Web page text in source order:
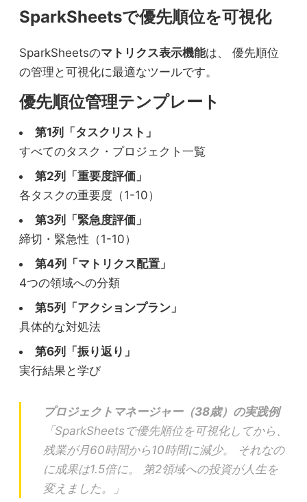
SparkSheetsで優先順位を可視化
SparkSheetsのマトリクス表示機能は、 優先順位
の管理と可視化に最適なツールです。
優先順位管理テンプレート
第1列「タスクリスト」
すべてのタスク・プロジェクト一覧
第2列「重要度評価」
各タスクの重要度（1-10）
第3列「緊急度評価」
締切・緊急性（1-10）
第4列「マトリクス配置」
4つの領域への分類
第5列「アクションプラン」
具体的な対処法
第6列「振り返り」
実行結果と学び
プロジェクトマネージャー（38歳）の実践例
「SparkSheetsで優先順位を可視化してから、
残業が月60時間から10時間に減少。 それなの
に成果は1.5倍に。 第2領域への投資が人生を
変えました。」